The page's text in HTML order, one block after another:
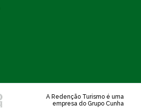
A Redenção Turismo é uma
empresa do Grupo Cunha